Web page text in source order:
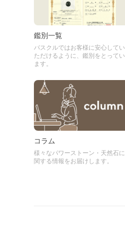
鑑別一覧
パスクルではお客様に安心してい
ただけるように、鑑別をとってい
ます。
コラム
様々なパワーストーン・天然石に
関する情報をお届けします。